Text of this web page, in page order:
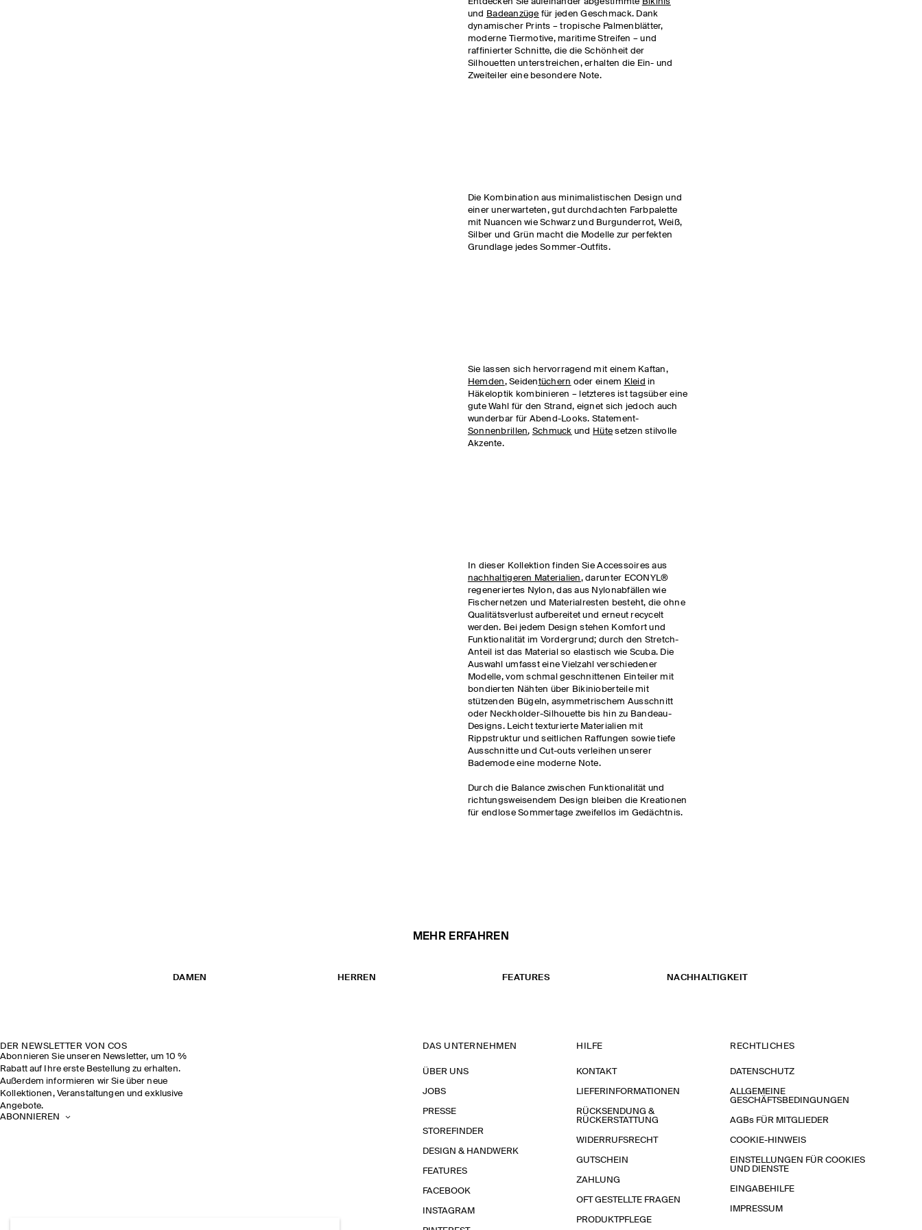
und
Badeanzüge für jeden Geschmack. Dank
dynamischer Prints – tropische Palmenblätter,
moderne Tiermotive, maritime Streifen – und
raffinierter Schnitte, die die Schönheit der
Silhouetten unterstreichen, erhalten die Ein- und
Zweiteiler eine besondere Note.
Die Kombination aus minimalistischen Design und
einer unerwarteten, gut durchdachten Farbpalette
mit Nuancen wie Schwarz und Burgunderrot, Weiß,
Silber und Grün macht die Modelle zur perfekten
Grundlage jedes Sommer-Outfits.
Sie lassen sich hervorragend mit einem Kaftan,
Hemden, Seidentüchern oder einem Kleid in
Häkeloptik kombinieren – letzteres ist tagsüber eine
gute Wahl für den Strand, eignet sich jedoch auch
wunderbar für Abend-Looks. Statement-
Sonnenbrillen, Schmuck und Hüte setzen stilvolle
Akzente.
In dieser Kollektion finden Sie Accessoires aus
nachhaltigeren Materialien, darunter ECONYL®
regeneriertes Nylon, das aus Nylonabfällen wie
Fischernetzen und Materialresten besteht, die ohne
Qualitätsverlust aufbereitet und erneut recycelt
werden. Bei jedem Design stehen Komfort und
Funktionalität im Vordergrund; durch den Stretch-
Anteil ist das Material so elastisch wie Scuba. Die
Auswahl umfasst eine Vielzahl verschiedener
Modelle, vom schmal geschnittenen Einteiler mit
bondierten Nähten über Bikinioberteile mit
stützenden Bügeln, asymmetrischem Ausschnitt
oder Neckholder-Silhouette bis hin zu Bandeau-
Designs. Leicht texturierte Materialien mit
Rippstruktur und seitlichen Raffungen sowie tiefe
Ausschnitte und Cut-outs verleihen unserer
Bademode eine moderne Note.
Durch die Balance zwischen Funktionalität und
richtungsweisendem Design bleiben die Kreationen
für endlose Sommertage zweifellos im Gedächtnis.
MEHR ERFAHREN
DAMEN HERREN FEATURES NACHHALTIGKEIT
DER NEWSLETTER VON COS
Abonnieren Sie unseren Newsletter, um 10 %
Rabatt auf Ihre erste Bestellung zu erhalten.
Außerdem informieren wir Sie über neue
Kollektionen, Veranstaltungen und exklusive
Angebote.
ABONNIEREN
DAS UNTERNEHMEN
ÜBER UNS
JOBS
PRESSE
STOREFINDER
DESIGN & HANDWERK
FEATURES
FACEBOOK
INSTAGRAM
HILFE
KONTAKT
LIEFERINFORMATIONEN
RÜCKSENDUNG &
RÜCKERSTATTUNG
WIDERRUFSRECHT
GUTSCHEIN
ZAHLUNG
OFT GESTELLTE FRAGEN
PRODUKTPFLEGE
RECHTLICHES
DATENSCHUTZ
ALLGEMEINE
GESCHÄFTSBEDINGUNGEN
AGBs FÜR MITGLIEDER
COOKIE-HINWEIS
EINSTELLUNGEN FÜR COOKIES
UND DIENSTE
EINGABEHILFE
IMPRESSUM